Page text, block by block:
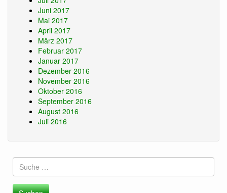
Juni 2017
Mai 2017
April 2017
März 2017
Februar 2017
Januar 2017
Dezember 2016
November 2016
Oktober 2016
September 2016
August 2016
Juli 2016
Suche
nach: